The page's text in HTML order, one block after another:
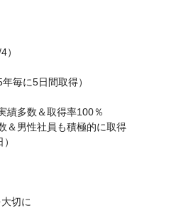
毎に5日間取得）
多数＆取得率100％
男性社員も積極的に取得
切に